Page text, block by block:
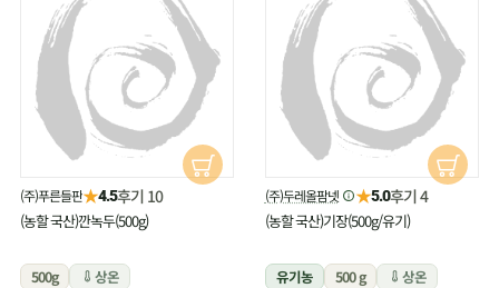
(주)두레올팜넷 ★5.0후기 4
(농할 국산)기장(500g/유기)
유기농 500 g 상온
(주)푸른들판★4.5후기 10
(농할 국산)깐녹두(500g)
500g 상온